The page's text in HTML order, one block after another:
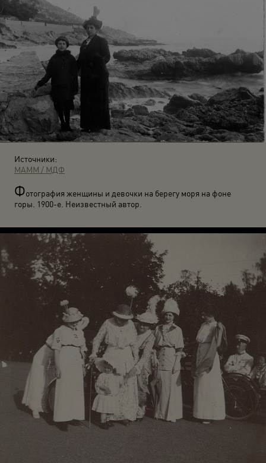
Источники:
МАММ / МДФ
Фотография женщины и девочки на берегу моря на фоне
горы. 1900-е. Неизвестный автор.